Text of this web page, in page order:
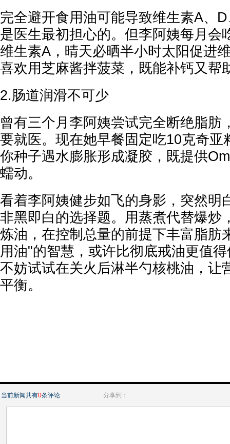
完全避开食用油可能导致维生素A、
是医生最初担心的。但李阿姨每月会
维生素A，晴天必晒半小时太阳促进
喜欢用芝麻酱拌菠菜，既能补钙又帮
2.肠道润滑不可少
曾有三个月李阿姨尝试完全断绝脂肪
要就医。现在她早餐固定吃10克奇亚
你种子遇水膨胀形成凝胶，既提供
蠕动。
看着李阿姨健步如飞的身影，突然明
非黑即白的选择题。用蒸煮代替爆炒
炼油，在控制总量的前提下丰富脂
用油"的智慧，或许比彻底戒油更值
不妨试试在关火后淋半勺核桃油，让
平衡。
当前新闻共有0条评论 分享到：